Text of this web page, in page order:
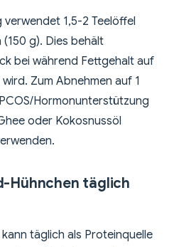
1,5-2 Teelöffel
g). Dies behält
bei während Fettgehalt auf
Zum Abnehmen auf 1
Hormonunterstützung
oder Kokosnussöl
Hühnchen täglich
täglich als Proteinquelle